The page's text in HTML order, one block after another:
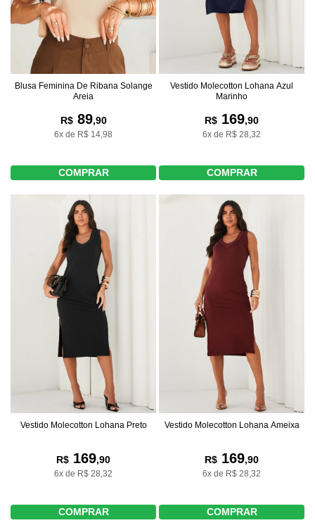
Blusa Feminina De Ribana Solange
Areia
R$89,90
6x de R$ 14,98
COMPRAR
Vestido Molecotton Lohana Azul
Marinho
R$ 169,90
6x de R$ 28,32
COMPRAR
Vestido Molecotton Lohana Preto
R$ 169,90
6x de R$ 28,32
COMPRAR
Vestido Molecotton Lohana Ameixa
R$ 169,90
6x de R$ 28,32
COMPRAR